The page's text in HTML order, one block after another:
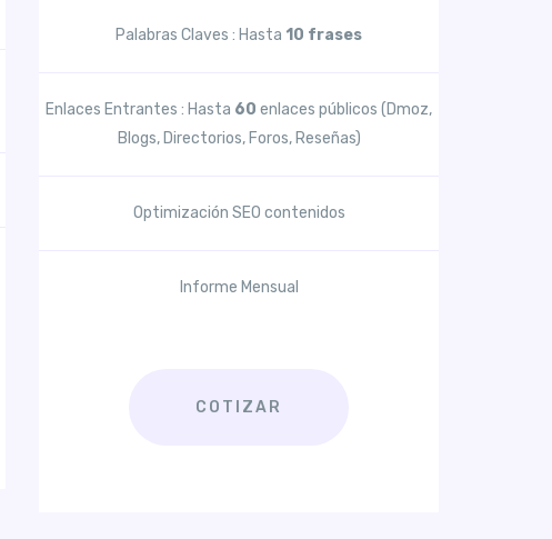
Palabras Claves : Hasta 10 frases
Enlaces Entrantes : Hasta 60 enlaces públicos (Dmoz,
Blogs, Directorios, Foros, Reseñas)
Optimización SEO contenidos
Informe Mensual
COTIZAR